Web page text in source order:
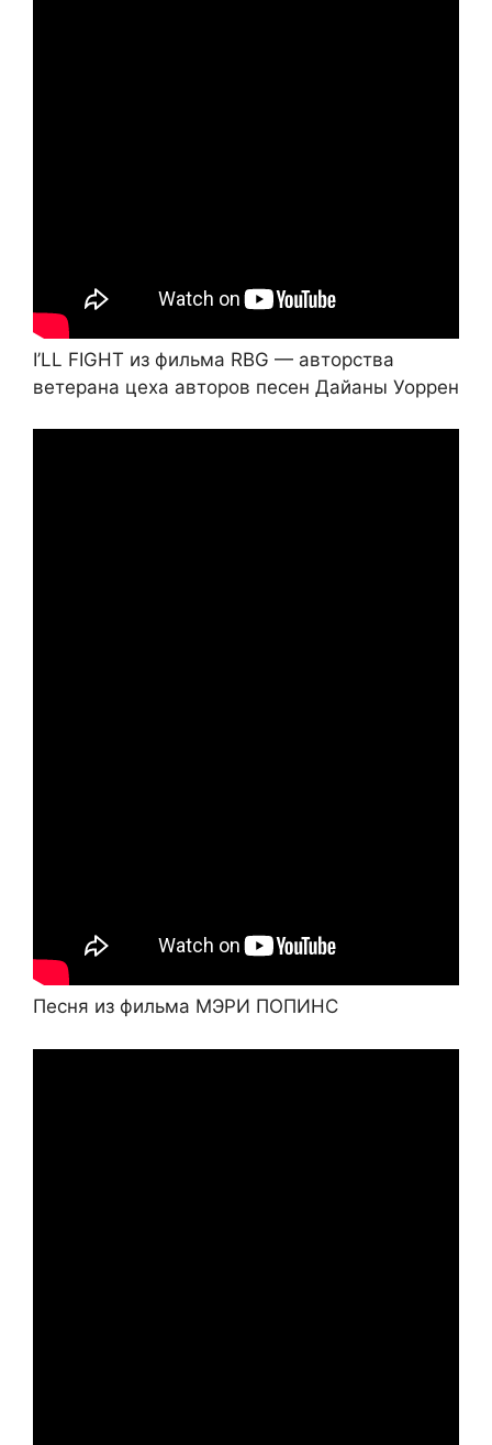
I’LL FIGHT из фильма RBG — авторства
ветерана цеха авторов песен Дайаны Уоррен
Песня из фильма МЭРИ ПОПИНС